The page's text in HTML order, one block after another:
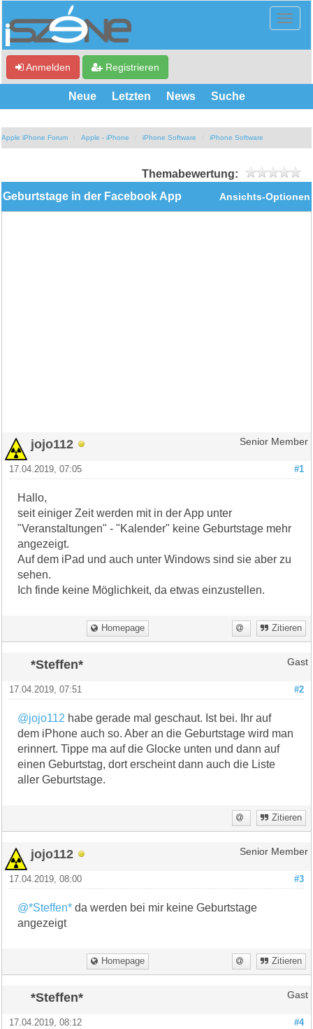
Anmelden Registrieren
Neue Letzten News Suche
Apple iPhone Forum Apple - iPhone iPhone Software iPhone Software
Themabewertung:
Ansichts-Optionen
Geburtstage in der Facebook App
jojo112 Senior Member
#1
17.04.2019, 07:05
Hallo,
seit einiger Zeit werden mit in der App unter
"Veranstaltungen" - "Kalender" keine Geburtstage mehr
angezeigt.
Auf dem iPad und auch unter Windows sind sie aber zu
sehen.
Ich finde keine Möglichkeit, da etwas einzustellen.
Homepage Zitieren
*Steffen* Gast
#2
17.04.2019, 07:51
@jojo112 habe gerade mal geschaut. Ist bei. Ihr auf
dem iPhone auch so. Aber an die Geburtstage wird man
erinnert. Tippe ma auf die Glocke unten und dann auf
einen Geburtstag, dort erscheint dann auch die Liste
aller Geburtstage.
Zitieren
jojo112 Senior Member
#3
17.04.2019, 08:00
@*Steffen* da werden bei mir keine Geburtstage
angezeigt
Homepage Zitieren
*Steffen* Gast
#4
17.04.2019, 08:12